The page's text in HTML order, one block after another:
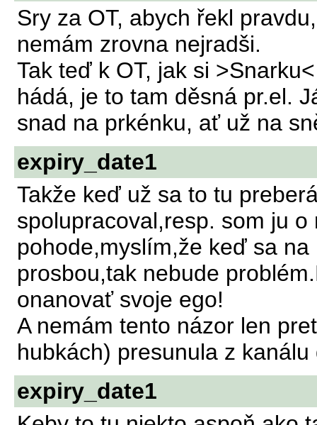
Sry za OT, abych řekl
nemám zrovna nejradši.
Tak teď k OT, jak si
hádá, je to tam děsná pr.el.
snad na prkénku, ať už na
expiry_date1
Takže keď už sa to tu
spolupracoval,resp. som ju
pohode,myslím,že keď sa
prosbou,tak nebude
onanovať svoje ego!
A nemám tento názor len
hubkách) presunula z
expiry_date1